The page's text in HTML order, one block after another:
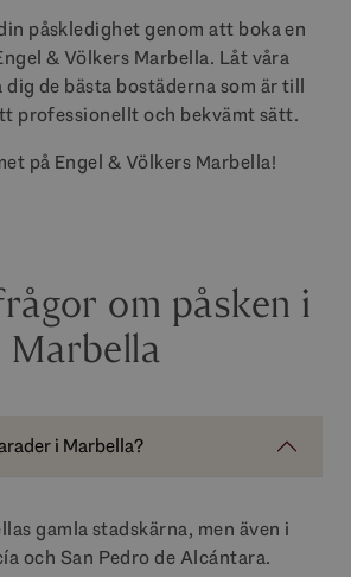
påskledighet genom att boka en
& Völkers Marbella. Låt våra
de bästa bostäderna som är till
professionellt och bekvämt sätt.
på Engel & Völkers Marbella!
om påsken i
Marbella
i Marbella?
gamla stadskärna, men även i
och San Pedro de Alcántara.